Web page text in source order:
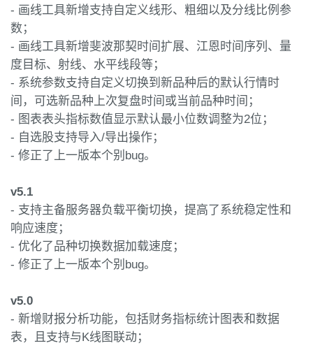
- 画线工具新增支持自定义线形、粗细以及分线比例参
数；
- 画线工具新增斐波那契时间扩展、江恩时间序列、量
度目标、射线、水平线段等；
- 系统参数支持自定义切换到新品种后的默认行情时
间，可选新品种上次复盘时间或当前品种时间；
- 图表表头指标数值显示默认最小位数调整为2位；
- 自选股支持导入/导出操作；
- 修正了上一版本个别bug。
v5.1
- 支持主备服务器负载平衡切换，提高了系统稳定性和
响应速度；
- 优化了品种切换数据加载速度；
- 修正了上一版本个别bug。
v5.0
- 新增财报分析功能，包括财务指标统计图表和数据
表，且支持与K线图联动；